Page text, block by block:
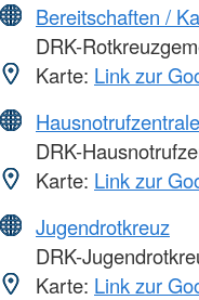
Bereitschaften /
DRK-
Karte: Link zur
Hausnotrufzentrale
DRK-
Karte: Link zur
Jugendrotkreuz
DRK-
Karte: Link zur